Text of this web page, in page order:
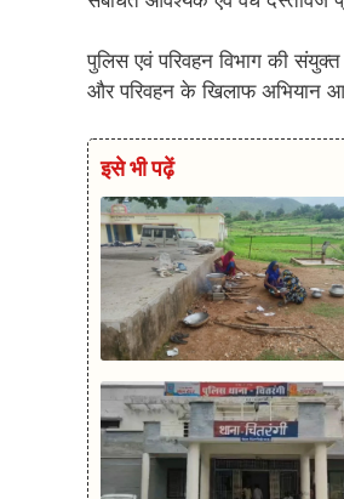
पुलिस एवं परिवहन विभाग की
और परिवहन के खिलाफ अभियान आगे
इसे भी पढ़ें